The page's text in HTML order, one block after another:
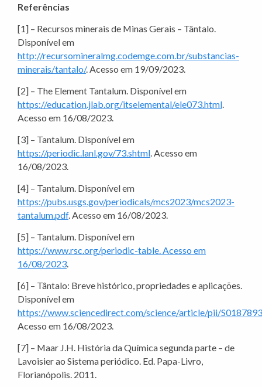
Referências
[1] – Recursos minerais de Minas Gerais – Tântalo.
Disponível em
http://recursomineralmg.codemge.com.br/substancias-
minerais/tantalo/. Acesso em 19/09/2023.
[2] – The Element Tantalum. Disponível em
https://education.jlab.org/itselemental/ele073.html
Acesso em 16/08/2023.
[3] – Tantalum. Disponível em
https://periodic.lanl.gov/73.shtml . Acesso em
16/08/2023.
[4] – Tantalum. Disponível em
https://pubs.usgs.gov/periodicals/mcs2023/mcs2023-
tantalum.pdf. Acesso em 16/08/2023.
[5] – Tantalum. Disponível em
https://www.rsc.org/periodic-table. Acesso em
16/08/2023
[6] – Tântalo: Breve histórico, propriedades e aplicações.
Disponível em
https://www.sciencedirect.com/science/article/pii/
Acesso em 16/08/2023.
[7] – Maar J.H. História da Química segunda parte – de
Lavoisier ao Sistema periódico. Ed. Papa-Livro,
Florianópolis. 2011.